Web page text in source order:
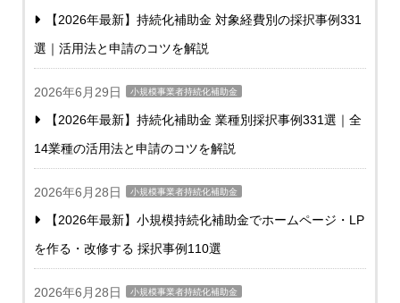
【2026年最新】持続化補助金 対象経費別の採択事例331
選｜活用法と申請のコツを解説
2026年6月29日 小規模事業者持続化補助金
【2026年最新】持続化補助金 業種別採択事例331選｜全
14業種の活用法と申請のコツを解説
2026年6月28日 小規模事業者持続化補助金
【2026年最新】小規模持続化補助金でホームページ・LP
を作る・改修する 採択事例110選
2026年6月28日 小規模事業者持続化補助金